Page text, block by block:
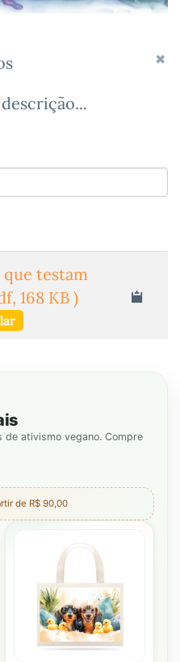
testam
168 KB )
ativismo vegano. Compre
de R$ 90,00